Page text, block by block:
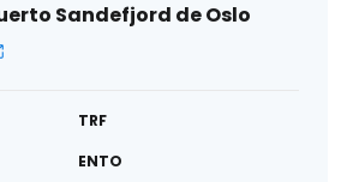
Sandefjord de Oslo
TRF
ENTO